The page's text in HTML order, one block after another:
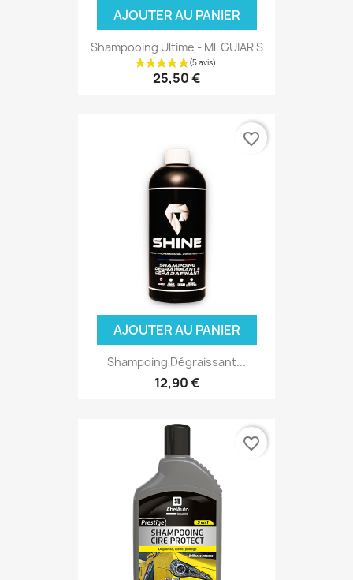
AJOUTER AU PANIER
Shampooing Ultime - MEGUIAR'S
25,50 €
AJOUTER AU PANIER
Shampoing Dégraissant...
12,90 €
favorite_border
favorite_border